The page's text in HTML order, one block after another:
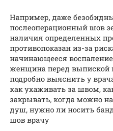
Например, даже
послеоперационный шов
наличия определенных
противопоказан из-за
начинающееся
женщина перед выпиской
подробно выяснить у
как ухаживать за швом,
закрывать, когда можно
душ, нужно ли носить
шов врачу